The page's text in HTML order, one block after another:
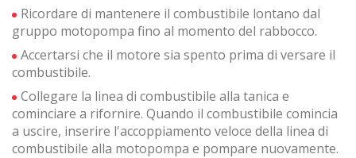
Ricordare di mantenere il combustibile lontano dal
gruppo motopompa fino al momento del rabbocco.
Accertarsi che il motore sia spento prima di versare il
combustibile.
Collegare la linea di combustibile alla tanica e
cominciare a rifornire. Quando il combustibile comincia
a uscire, inserire l'accoppiamento veloce della linea di
combustibile alla motopompa e pompare nuovamente.